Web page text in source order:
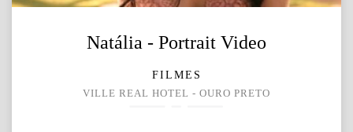
Natália - Portrait Video
FILMES
VILLE REAL HOTEL - OURO PRETO